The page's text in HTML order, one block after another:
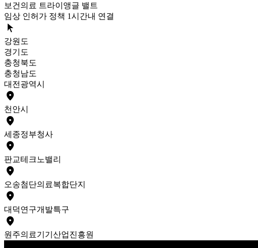
보건의료 트라이앵글 밸트
임상 인허가 정책 1시간내 연결
arrow_selector_tool
강원도
경기도
충청북도
충청남도
대전광역시
place
천안시
place
세종정부청사
place
판교테크노밸리
place
오송첨단의료복합단지
place
대덕연구개발특구
place
원주의료기기산업진흥원